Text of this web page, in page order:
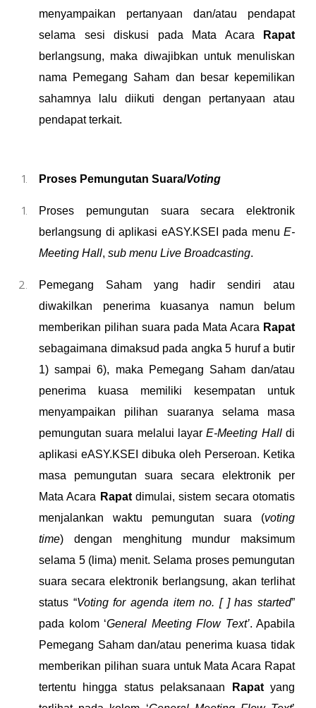
menyampaikan pertanyaan dan/atau pendapat
selama sesi diskusi pada Mata Acara
Rapat
berlangsung, maka diwajibkan untuk menuliskan
nama Pemegang Saham dan besar kepemilikan
sahamnya lalu diikuti dengan pertanyaan atau
pendapat terkait.
Proses Pemungutan Suara/Voting
Proses pemungutan suara secara elektronik
berlangsung di aplikasi eASY.KSEI pada menu E-
Meeting Hall, sub menu Live Broadcasting.
Pemegang Saham yang hadir sendiri atau
diwakilkan penerima kuasanya namun belum
memberikan pilihan suara pada Mata Acara Rapat
sebagaimana dimaksud pada angka 5 huruf a butir
1) sampai 6), maka Pemegang Saham dan/atau
penerima kuasa memiliki kesempatan untuk
menyampaikan pilihan suaranya selama masa
pemungutan suara melalui layarE-Meeting Halldi
aplikasi eASY.KSEI dibuka oleh Perseroan. Ketika
masa pemungutan suara secara elektronik per
Mata Acara Rapatdimulai, sistem secara otomatis
menjalankan waktu pemungutan suara (voting
time) dengan menghitung mundur maksimum
selama 5 (lima) menit. Selama proses pemungutan
suara secara elektronik berlangsung, akan terlihat
status “Voting for agenda item no. [ ] has started”
pada kolom ‘General Meeting Flow Text’. Apabila
Pemegang Sahamdan/atau penerima kuasa tidak
memberikan pilihan suara untuk Mata Acara Rapat
tertentu hingga status pelaksanaan
Rapatyang